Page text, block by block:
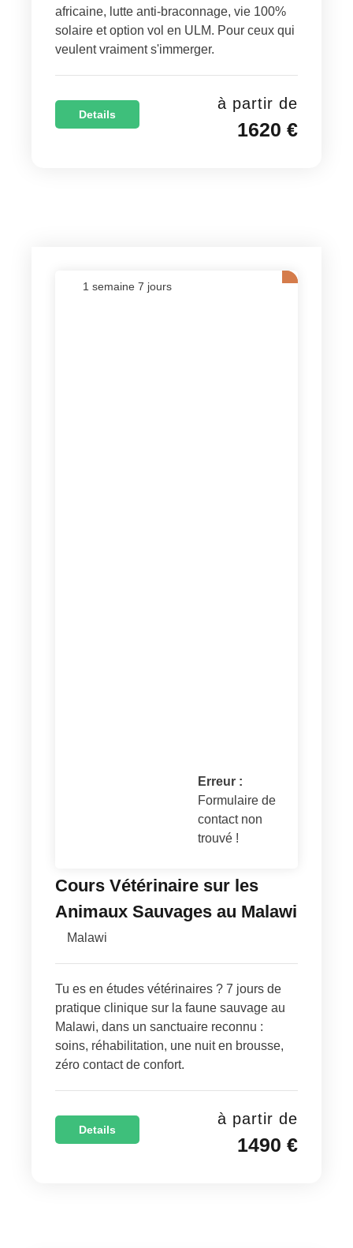
africaine, lutte anti-braconnage, vie 100%
solaire et option vol en ULM. Pour ceux qui
veulent vraiment s'immerger.
Details
à partir de
1620 €
1 semaine 7 jours
Erreur :
Formulaire de
contact non
trouvé !
Cours Vétérinaire sur les
Animaux Sauvages au Malawi
Malawi
Tu es en études vétérinaires ? 7 jours de
pratique clinique sur la faune sauvage au
Malawi, dans un sanctuaire reconnu :
soins, réhabilitation, une nuit en brousse,
zéro contact de confort.
Details
à partir de
1490 €